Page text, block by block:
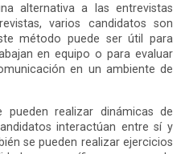
alternativa a las entrevistas
varios candidatos son
método puede ser útil para
en equipo o para evaluar
en un ambiente de
realizar dinámicas de
interactúan entre sí y
se pueden realizar ejercicios